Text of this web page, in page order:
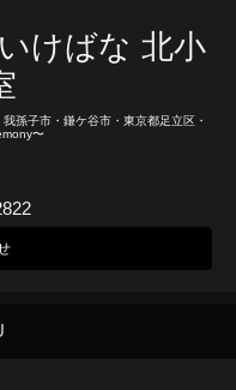
けばな 北小
孫子市・鎌ケ谷市・東京都足立区・
〜